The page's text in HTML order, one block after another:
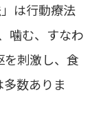
は行動療法
噛む、すなわ
刺激し、食
数ありま